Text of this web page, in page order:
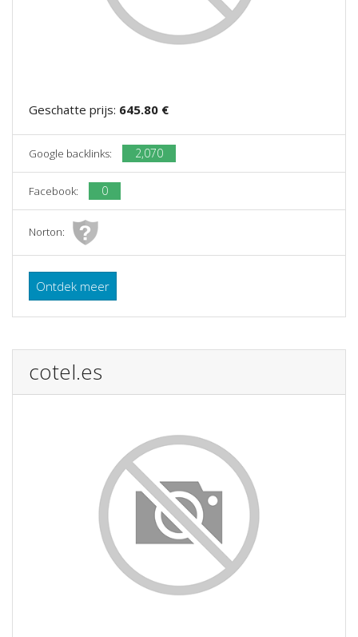
Geschatte prijs: 645.80 €
Google backlinks: 2,070
Facebook: 0
Norton:
Ontdek meer
cotel.es